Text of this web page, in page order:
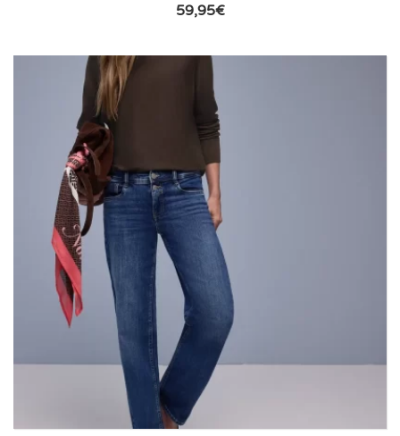
59,95€